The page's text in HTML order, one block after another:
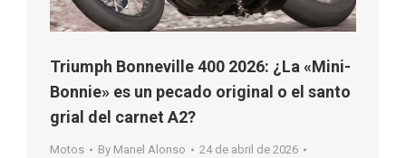
Triumph Bonneville 400 2026: ¿La «Mini-
Bonnie» es un pecado original o el santo
grial del carnet A2?
Motos By Manel Alonso
24 de abril de 2026